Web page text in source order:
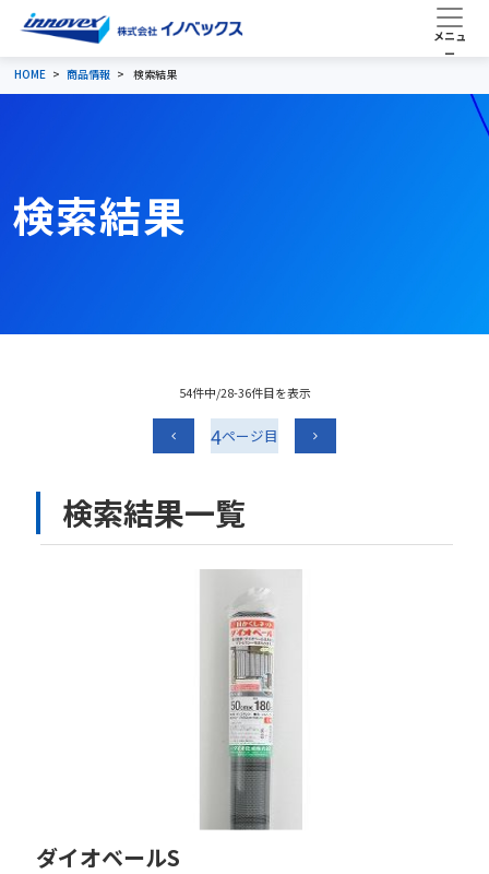
HOME 商品情報 検索結果
検索結果
54件中/28-36件目を表示
4
検索結果一覧
ダイオベールS